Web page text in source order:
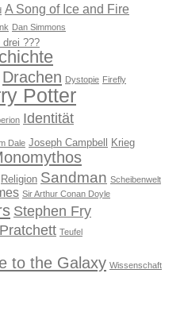
A Song of Ice and Fire
Dan Simmons
drei ???
Drachen Dystopie Firefly
Potter
Identität
Dale Joseph Campbell Krieg
Religion Sandman Scheibenwelt
Sir Arthur Conan Doyle
Stephen Fry
Teufel
to the Galaxy Wissenschaft